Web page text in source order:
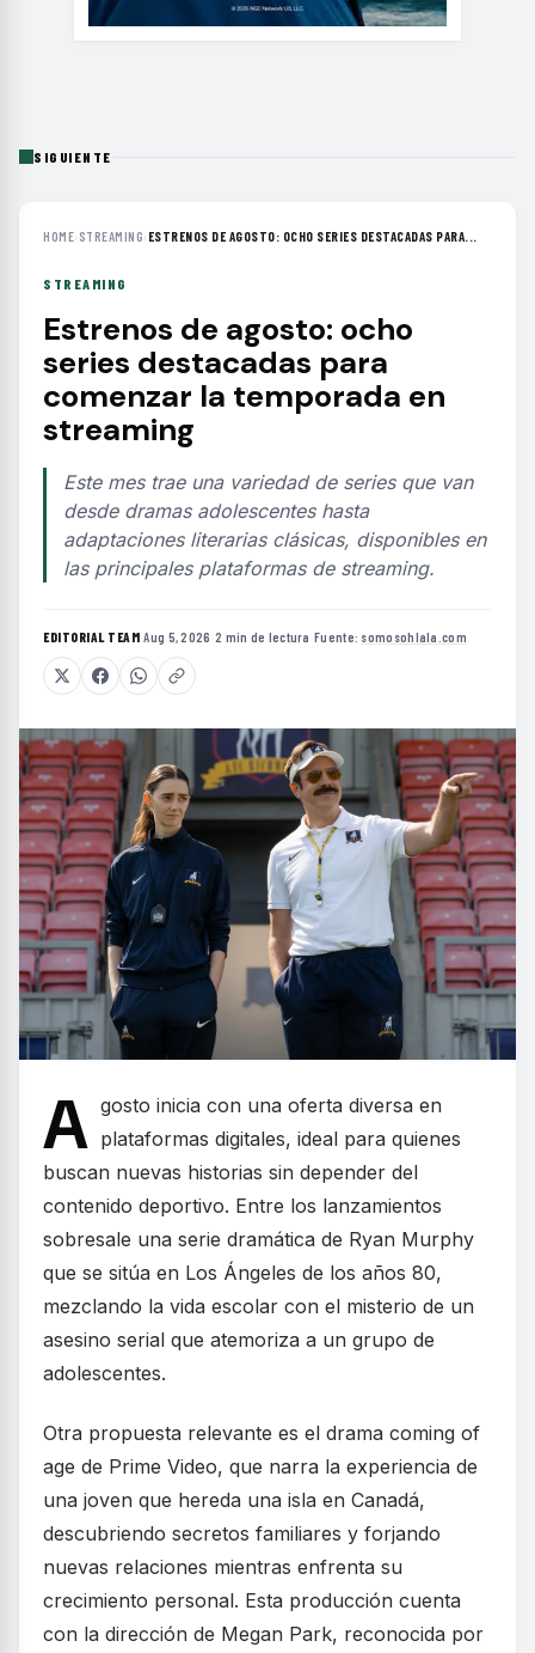
SIGUIENTE
HOME› STREAMING› ESTRENOS DE AGOSTO: OCHO SERIES DESTACADAS PARA...
STREAMING
Estrenos de agosto: ocho
series destacadas para
comenzar la temporada en
streaming
Este mes trae una variedad de series que van
desde dramas adolescentes hasta
adaptaciones literarias clásicas, disponibles en
las principales plataformas de streaming.
EDITORIAL TEAM·Aug 5, 2026 ·2 min de lectura ·Fuente: somosohlala.com
A gosto inicia con una oferta diversa en
plataformas digitales, ideal para quienes
buscan nuevas historias sin depender del
contenido deportivo. Entre los lanzamientos
sobresale una serie dramática de Ryan Murphy
que se sitúa en Los Ángeles de los años 80,
mezclando la vida escolar con el misterio de un
asesino serial que atemoriza a un grupo de
adolescentes.
Otra propuesta relevante es el drama coming of
age de Prime Video, que narra la experiencia de
una joven que hereda una isla en Canadá,
descubriendo secretos familiares y forjando
nuevas relaciones mientras enfrenta su
crecimiento personal. Esta producción cuenta
con la dirección de Megan Park, reconocida por